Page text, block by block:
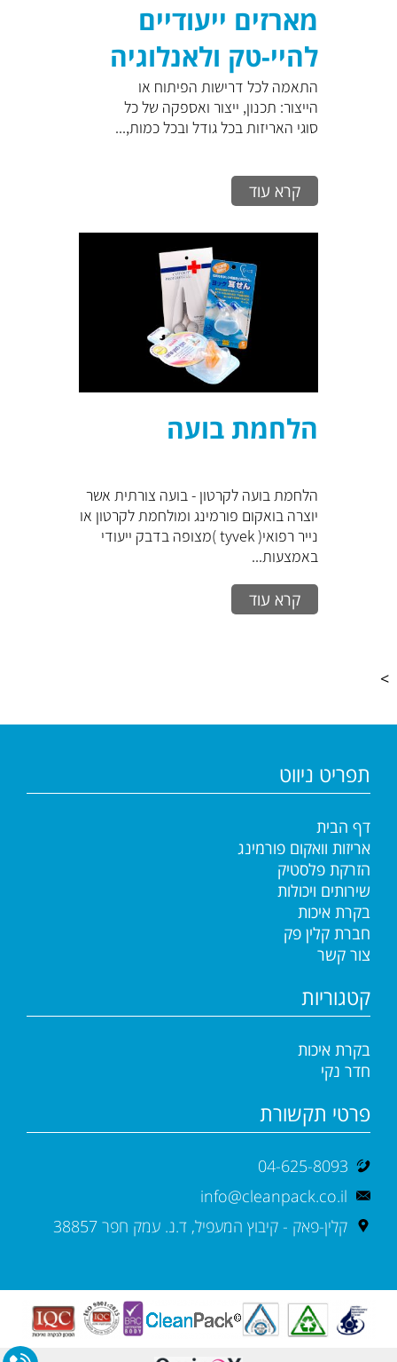
מארזים ייעודיים
להיי-טק ולאנלוגיה
התאמה לכל דרישות הפיתוח או
הייצור: תכנון, ייצור ואספקה של כל
סוגי האריזות בכל גודל ובכל כמות,...
קרא עוד
הלחמת בועה
הלחמת בועה לקרטון - בועה צורתית אשר
יוצרה בואקום פורמינג ומולחמת לקרטון או
נייר רפואי( tyvek )מצופה בדבק ייעודי
באמצעות...
קרא עוד
>
תפריט ניווט
דף הבית
אריזות וואקום פורמינג
הזרקת פלסטיק
שירותים ויכולות
בקרת איכות
חברת קלין פק
צור קשר
קטגוריות
בקרת איכות
חדר נקי
פרטי תקשורת
04-625-8093
info@cleanpack.co.il
קלין-פאק - קיבוץ המעפיל, ד.נ. עמק חפר 38857